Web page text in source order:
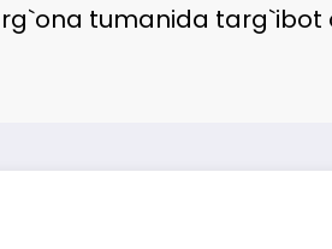
tumanida targ`ibot